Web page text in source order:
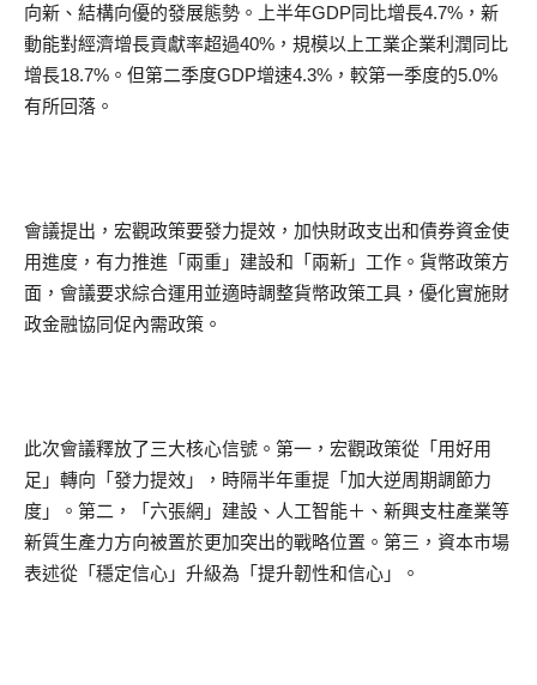
向新、結構向優的發展態勢。上半年GDP同比增長4.7%，新
動能對經濟增長貢獻率超過40%，規模以上工業企業利潤同比
增長18.7%。但第二季度GDP增速4.3%，較第一季度的5.0%
有所回落。
會議提出，宏觀政策要發力提效，加快財政支出和債券資金使
用進度，有力推進「兩重」建設和「兩新」工作。貨幣政策方
面，會議要求綜合運用並適時調整貨幣政策工具，優化實施財
政金融協同促內需政策。
此次會議釋放了三大核心信號。第一，宏觀政策從「用好用
足」轉向「發力提效」，時隔半年重提「加大逆周期調節力
度」。第二，「六張網」建設、人工智能＋、新興支柱產業等
新質生產力方向被置於更加突出的戰略位置。第三，資本市場
表述從「穩定信心」升級為「提升韌性和信心」。